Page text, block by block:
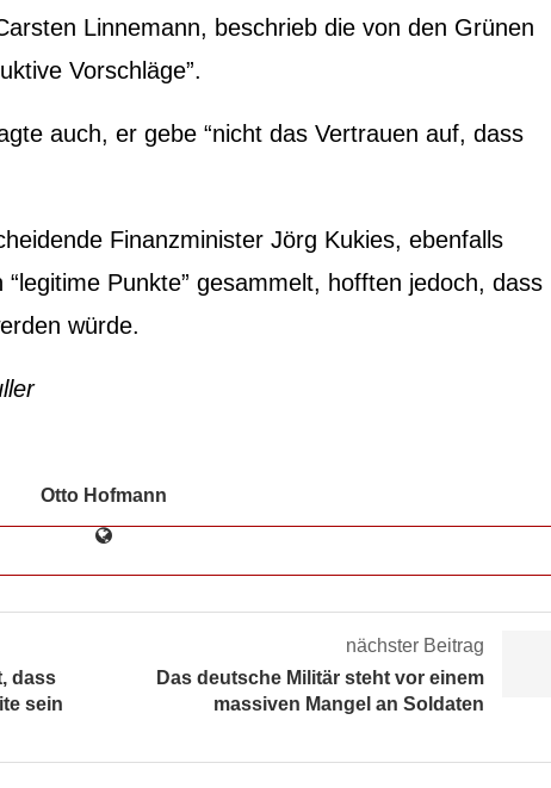
Linnemann, beschrieb die von den Grünen
Vorschläge”.
auch, er gebe “nicht das Vertrauen auf, dass
Finanzminister Jörg Kukies, ebenfalls
Punkte” gesammelt, hofften jedoch, dass
würde.
Otto Hofmann
dass
sein
nächster Beitrag
Das deutsche Militär steht vor einem
massiven Mangel an Soldaten